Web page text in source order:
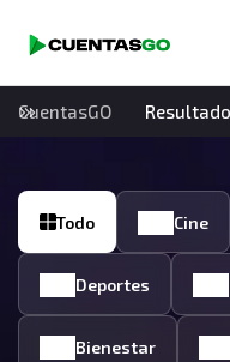
CuentasGO
Todo Cine
Deportes
Bienestar